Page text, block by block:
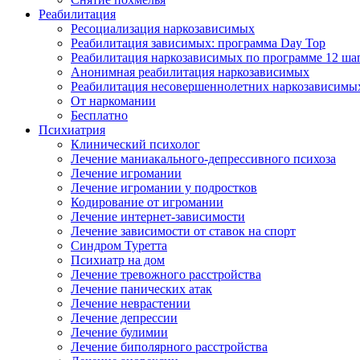
Реабилитация
Ресоциализация наркозависимых
Реабилитация зависимых: программа Day Top
Реабилитация наркозависимых по программе 12
Анонимная реабилитация наркозависимых
Реабилитация несовершеннолетних
От наркомании
Бесплатно
Психиатрия
Клинический психолог
Лечение маниакального-депрессивного психоза
Лечение игромании
Лечение игромании у подростков
Кодирование от игромании
Лечение интернет-зависимости
Лечение зависимости от ставок на спорт
Синдром Туретта
Психиатр на дом
Лечение тревожного расстройства
Лечение панических атак
Лечение неврастении
Лечение депрессии
Лечение булимии
Лечение биполярного расстройства